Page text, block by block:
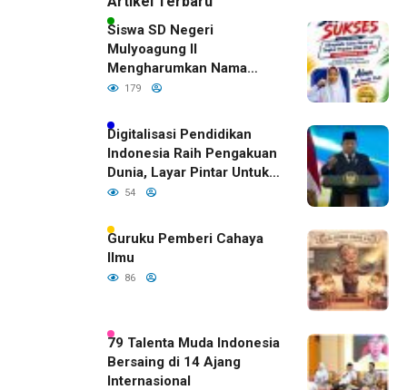
Siswa SD Negeri
Mulyoagung II
Mengharumkan Nama
Bojonegoro Dengan
179
Digitalisasi Pendidikan
Indonesia Raih Pengakuan
Dunia, Layar Pintar Untuk
Semua Siswa
54
Guruku Pemberi Cahaya
Ilmu
86
79 Talenta Muda Indonesia
Bersaing di 14 Ajang
Internasional